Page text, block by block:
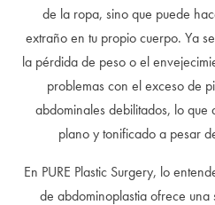
de la ropa, sino que puede
extraño en tu propio cuerpo. Ya
la pérdida de peso o el
problemas con el exceso de
abdominales debilitados, lo que
plano y tonificado a pesar
En PURE Plastic Surgery, lo
de abdominoplastia ofrece